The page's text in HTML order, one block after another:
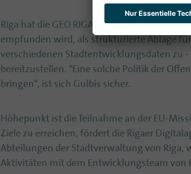
Riga hat die GEO RIGA-Plattform, die
empfunden wird, als strukturierte Ablage
verschiedenen Stadtentwicklungsdaten zu
bereitzustellen. "Eine solche Politik der
bringen“, ist sich Gulbis sicher.
Höhepunkt ist die Teilnahme an der EU-
Ziele zu erreichen, fördert die Rigaer
Abteilungen der Stadtverwaltung von Riga,
Aktivitäten mit dem Entwicklungsteam von